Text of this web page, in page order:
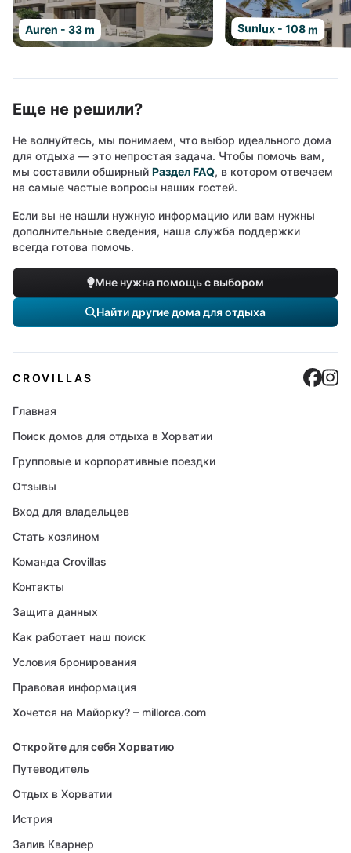
Auren - 33 m Sunlux - 108 m
Еще не решили?
Не волнуйтесь, мы понимаем, что выбор идеального дома
для отдыха — это непростая задача. Чтобы помочь вам,
мы составили обширный Раздел FAQ, в котором отвечаем
на самые частые вопросы наших гостей.
Если вы не нашли нужную информацию или вам нужны
дополнительные сведения, наша служба поддержки
всегда готова помочь.
Мне нужна помощь с выбором
Найти другие дома для отдыха
CROVILLAS
Главная
Поиск домов для отдыха в Хорватии
Групповые и корпоративные поездки
Отзывы
Вход для владельцев
Стать хозяином
Команда Crovillas
Контакты
Защита данных
Как работает наш поиск
Условия бронирования
Правовая информация
Хочется на Майорку? – millorca.com
Откройте для себя Хорватию
Путеводитель
Отдых в Хорватии
Истрия
Залив Кварнер